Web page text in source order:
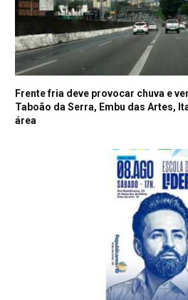
Frente fria deve provocar chuva e
Taboão da Serra, Embu das Artes,
área